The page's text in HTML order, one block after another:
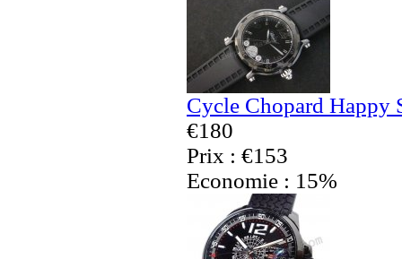
Cycle Chopard Happy
€180
Prix : €153
Economie : 15%